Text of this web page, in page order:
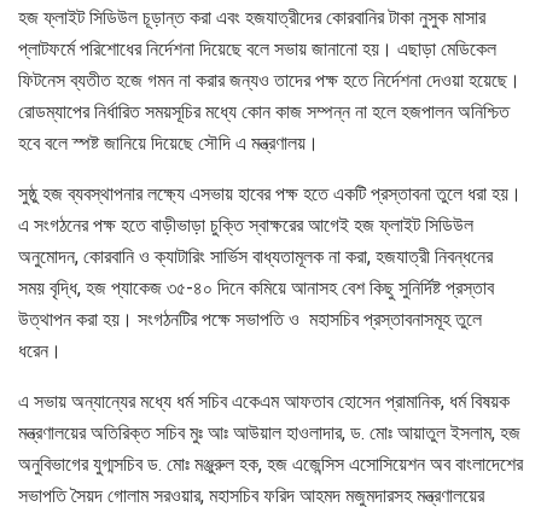
হজ ফ্লাইট সিডিউল চূড়ান্ত করা এবং হজযাত্রীদের কোরবানির টাকা নুসুক মাসার
প্লাটফর্মে পরিশোধের নির্দেশনা দিয়েছে বলে সভায় জানানো হয়। এছাড়া মেডিকেল
ফিটনেস ব্যতীত হজে গমন না করার জন্যও তাদের পক্ষ হতে নির্দেশনা দেওয়া হয়েছে।
রোডম্যাপের নির্ধারিত সময়সূচির মধ্যে কোন কাজ সম্পন্ন না হলে হজপালন অনিশ্চিত
হবে বলে স্পষ্ট জানিয়ে দিয়েছে সৌদি এ মন্ত্রণালয়।
সুষ্ঠু হজ ব্যবস্থাপনার লক্ষ্যে এসভায় হাবের পক্ষ হতে একটি প্রস্তাবনা তুলে ধরা হয়।
এ সংগঠনের পক্ষ হতে বাড়ীভাড়া চুক্তি স্বাক্ষরের আগেই হজ ফ্লাইট সিডিউল
অনুমোদন, কোরবানি ও ক্যাটারিং সার্ভিস বাধ্যতামূলক না করা, হজযাত্রী নিবন্ধনের
সময় বৃদ্ধি, হজ প্যাকেজ ৩৫-৪০ দিনে কমিয়ে আনাসহ বেশ কিছু সুনির্দিষ্ট প্রস্তাব
উত্থাপন করা হয়। সংগঠনটির পক্ষে সভাপতি ও মহাসচিব প্রস্তাবনাসমূহ তুলে
ধরেন।
এ সভায় অন্যান্যের মধ্যে ধর্ম সচিব একেএম আফতাব হোসেন প্রামানিক, ধর্ম বিষয়ক
মন্ত্রণালয়ের অতিরিক্ত সচিব মুঃ আঃ আউয়াল হাওলাদার, ড. মোঃ আয়াতুল ইসলাম, হজ
অনুবিভাগের যুগ্মসচিব ড. মোঃ মঞ্জুরুল হক, হজ এজেন্সিস এসোসিয়েশন অব বাংলাদেশের
সভাপতি সৈয়দ গোলাম সরওয়ার, মহাসচিব ফরিদ আহমদ মজুমদারসহ মন্ত্রণালয়ের